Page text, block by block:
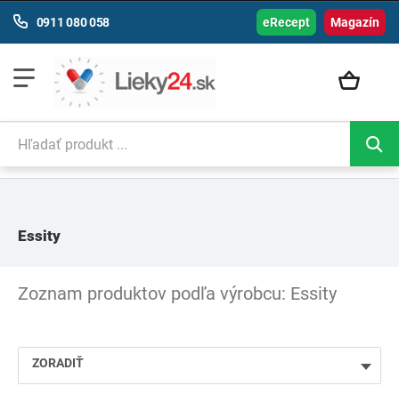
Magazín
0911 080 058 eRecept
Essity
Zoznam produktov podľa výrobcu: Essity
ZORADIŤ